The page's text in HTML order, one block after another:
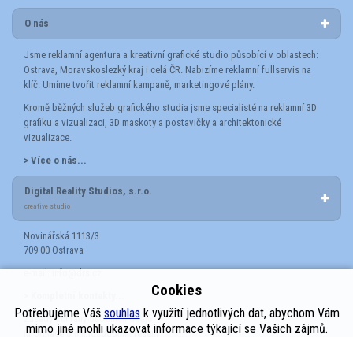
O nás
Jsme reklamní agentura a kreativní grafické studio působící v oblastech:
Ostrava, Moravskoslezký kraj i celá ČR. Nabizíme reklamní fullservis na
klíč. Umíme tvořit reklamní kampaně, marketingové plány.
Kromě běžných služeb grafického studia jsme specialisté na reklamní 3D
grafiku a vizualizaci, 3D maskoty a postavičky a architektonické
vizualizace.
> Více o nás...
Digital Reality Studios, s.r.o.
creative studio
Novinářská 1113/3
709 00 Ostrava
e-mail:info@drs.cz
Zásady ochrany osobních údajů
Informace o mimosoudním řešení
Cookies
Potřebujeme Váš souhlas k využití jednotlivých dat, abychom Vám
mimo jiné mohli ukazovat informace týkající se Vašich zájmů.